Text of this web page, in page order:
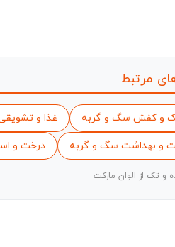
مرتبط
و کفش سگ و گربه غذا و
و بهداشت سگ و گربه درخت و
و تک از الوان مارکت